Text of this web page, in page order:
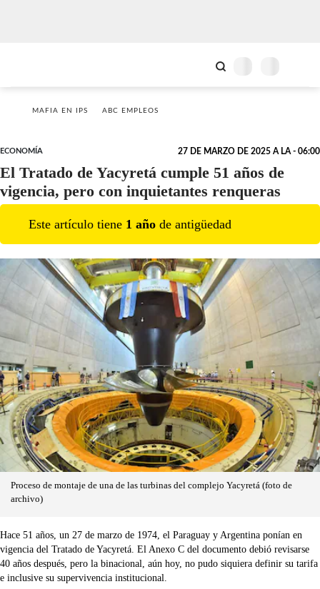
MAFIA EN IPS ABC EMPLEOS
ECONOMÍA 27 DE MARZO DE 2025 A LA - 06:00
El Tratado de Yacyretá cumple 51 años de
vigencia, pero con inquietantes renqueras
Este artículo tiene 1 año de antigüedad
Proceso de montaje de una de las turbinas del complejo Yacyretá (foto de
archivo)
Hace 51 años, un 27 de marzo de 1974, el Paraguay y Argentina ponían en
vigencia del Tratado de Yacyretá. El Anexo C del documento debió revisarse
40 años después, pero la binacional, aún hoy, no pudo siquiera definir su tarifa
e inclusive su supervivencia institucional.